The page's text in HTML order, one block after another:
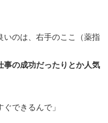
いのは、右手のここ（薬指
事の成功だったりとか人気
できるんで」